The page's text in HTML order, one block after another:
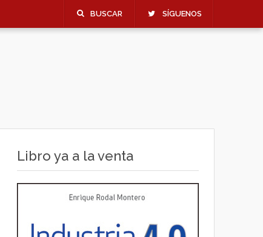
BUSCAR SÍGUENOS
Libro ya a la venta